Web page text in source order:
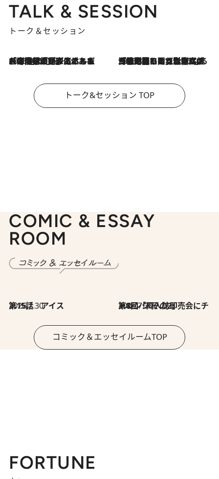
TALK & SESSION
トーク＆セッション
2026.8.3
「今後値上げがあるとすれば…」「リスクがあるのは今年の冬」エネルギー専門家が語る、ホルムズ海峡封鎖が家庭にもたらす“ある心配” 2026.8.3
「住宅建てられない…」「サーチャージ料の高値が続いている」ホルムズ海峡封鎖による影響はいつまで続く？《エネルギー専門家に聞く“どうなる日本の暮らし”》
トーク&セッション TOP
COMIC & ESSAY
ROOM
2026.7.30
第15話 アイス 2026.7.30
第8回「同人誌即売会にチャレンジ その2」
コミック＆エッセイルームTOP
FORTUNE